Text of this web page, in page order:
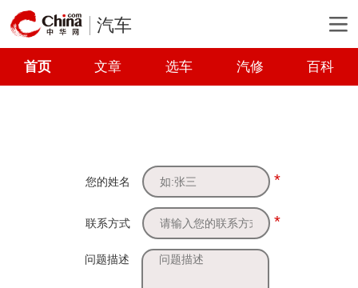
汽车
首页 文章 选车 汽修 百科
您的姓名 *
联系方式 *
问题描述